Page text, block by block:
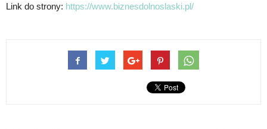
Link do strony: https://www.biznesdolnoslaski.pl/